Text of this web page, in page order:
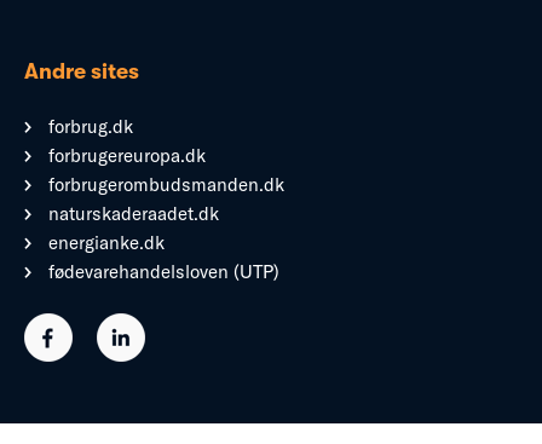
Andre sites
forbrug.dk
forbrugereuropa.dk
forbrugerombudsmanden.dk
naturskaderaadet.dk
energianke.dk
fødevarehandelsloven (UTP)